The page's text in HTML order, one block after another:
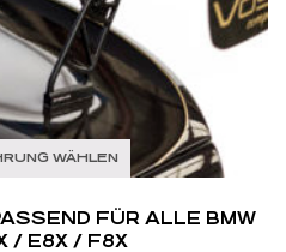
WÄHLEN
FÜR ALLE BMW
/ E8X / F8X